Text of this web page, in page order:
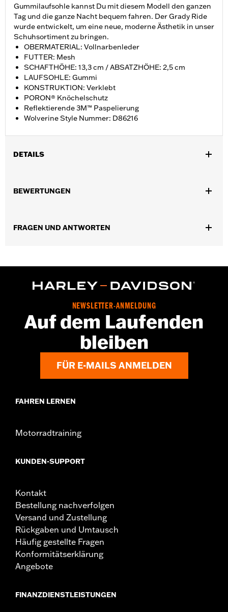
Gummilaufsohle kannst Du mit diesem Modell den ganzen
Tag und die ganze Nacht bequem fahren. Der Grady Ride
wurde entwickelt, um eine neue, moderne Ästhetik in unser
Schuhsortiment zu bringen.
OBERMATERIAL: Vollnarbenleder
FUTTER: Mesh
SCHAFTHÖHE: 13,3 cm / ABSATZHÖHE: 2,5 cm
LAUFSOHLE: Gummi
KONSTRUKTION: Verklebt
PORON® Knöchelschutz
Reflektierende 3M™ Paspelierung
Wolverine Style Nummer: D86216
DETAILS
GARANTIE:Wolverine Worldwide Herstellergarantie – Alle
Dimension Description:SCHAFTHÖHE: 13,3 cm /
BEWERTUNGEN
FRAGEN UND ANTWORTEN
NEWSLETTER-ANMELDUNG
Auf dem Laufenden
bleiben
FÜR E-MAILS ANMELDEN
FAHREN LERNEN
Motorradtraining
KUNDEN-SUPPORT
Kontakt
Bestellung nachverfolgen
Versand und Zustellung
Rückgaben und Umtausch
Häufig gestellte Fragen
Konformitätserklärung
Angebote
FINANZDIENSTLEISTUNGEN